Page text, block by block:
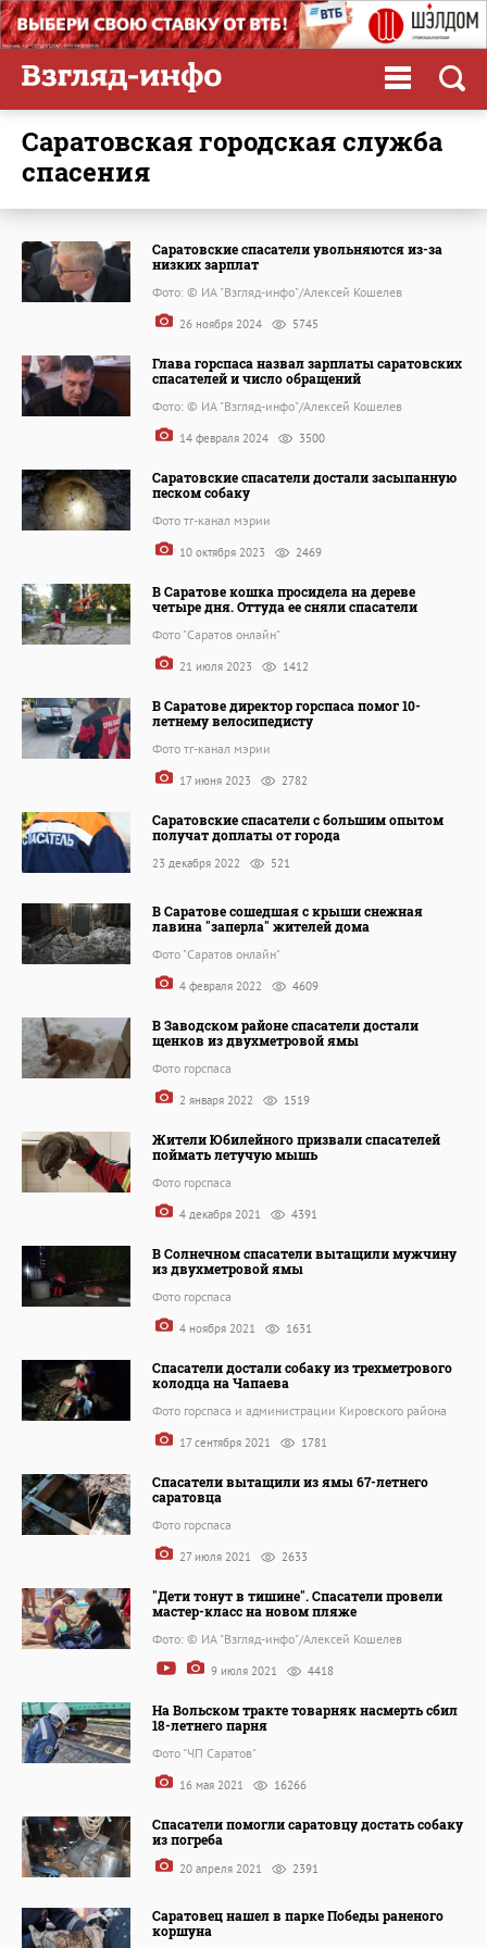
Саратовская городская служба
спасения
Саратовские спасатели увольняются из-за
низких зарплат
Фото: © ИА "Взгляд-инфо"/Алексей Кошелев
26 ноября 2024 5745
Глава горспаса назвал зарплаты саратовских
спасателей и число обращений
Фото: © ИА "Взгляд-инфо"/Алексей Кошелев
14 февраля 2024 3500
Саратовские спасатели достали засыпанную
песком собаку
Фото тг-канал мэрии
10 октября 2023 2469
В Саратове кошка просидела на дереве
четыре дня. Оттуда ее сняли спасатели
Фото "Саратов онлайн"
21 июля 2023 1412
В Саратове директор горспаса помог 10-
летнему велосипедисту
Фото тг-канал мэрии
17 июня 2023 2782
Саратовские спасатели с большим опытом
получат доплаты от города
23 декабря 2022 521
В Саратове сошедшая с крыши снежная
лавина "заперла" жителей дома
Фото "Саратов онлайн"
4 февраля 2022 4609
В Заводском районе спасатели достали
щенков из двухметровой ямы
Фото горспаса
2 января 2022 1519
Жители Юбилейного призвали спасателей
поймать летучую мышь
Фото горспаса
4 декабря 2021 4391
В Солнечном спасатели вытащили мужчину
из двухметровой ямы
Фото горспаса
4 ноября 2021 1631
Спасатели достали собаку из трехметрового
колодца на Чапаева
Фото горспаса и администрации Кировского района
17 сентября 2021 1781
Спасатели вытащили из ямы 67-летнего
саратовца
Фото горспаса
27 июля 2021 2633
"Дети тонут в тишине". Спасатели провели
мастер-класс на новом пляже
Фото: © ИА "Взгляд-инфо"/Алексей Кошелев
9 июля 2021 4418
На Вольском тракте товарняк насмерть сбил
18-летнего парня
Фото "ЧП Саратов"
16 мая 2021 16266
Спасатели помогли саратовцу достать собаку
из погреба
20 апреля 2021 2391
Саратовец нашел в парке Победы раненого
коршуна